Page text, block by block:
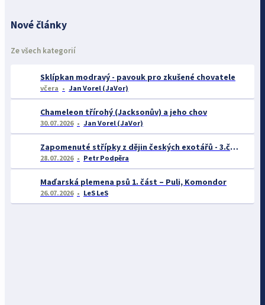
Nové články
Ze všech kategorií
Sklípkan modravý - pavouk pro zkušené chovatele
včera Jan Vorel (JaVor)
Chameleon třírohý (Jacksonův) a jeho chov
30.07.2026 Jan Vorel (JaVor)
Zapomenuté střípky z dějin českých exotářů - 3.část
28.07.2026 Petr Podpěra
Maďarská plemena psů 1. část – Puli, Komondor
26.07.2026 LeS LeS